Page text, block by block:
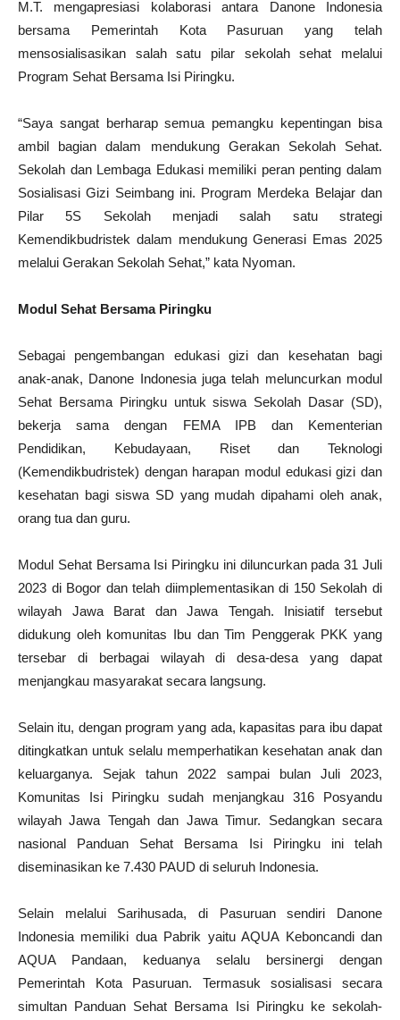
M.T. mengapresiasi kolaborasi antara Danone Indonesia
bersama Pemerintah Kota Pasuruan yang telah
mensosialisasikan salah satu pilar sekolah sehat melalui
Program Sehat Bersama Isi Piringku.
“Saya sangat berharap semua pemangku kepentingan bisa
ambil bagian dalam mendukung Gerakan Sekolah Sehat.
Sekolah dan Lembaga Edukasi memiliki peran penting dalam
Sosialisasi Gizi Seimbang ini. Program Merdeka Belajar dan
Pilar 5S Sekolah menjadi salah satu strategi
Kemendikbudristek dalam mendukung Generasi Emas 2025
melalui Gerakan Sekolah Sehat,” kata Nyoman.
Modul Sehat Bersama Piringku
Sebagai pengembangan edukasi gizi dan kesehatan bagi
anak-anak, Danone Indonesia juga telah meluncurkan modul
Sehat Bersama Piringku untuk siswa Sekolah Dasar (SD),
bekerja sama dengan FEMA IPB dan Kementerian
Pendidikan, Kebudayaan, Riset dan Teknologi
(Kemendikbudristek) dengan harapan modul edukasi gizi dan
kesehatan bagi siswa SD yang mudah dipahami oleh anak,
orang tua dan guru.
Modul Sehat Bersama Isi Piringku ini diluncurkan pada 31 Juli
2023 di Bogor dan telah diimplementasikan di 150 Sekolah di
wilayah Jawa Barat dan Jawa Tengah. Inisiatif tersebut
didukung oleh komunitas Ibu dan Tim Penggerak PKK yang
tersebar di berbagai wilayah di desa-desa yang dapat
menjangkau masyarakat secara langsung.
Selain itu, dengan program yang ada, kapasitas para ibu dapat
ditingkatkan untuk selalu memperhatikan kesehatan anak dan
keluarganya. Sejak tahun 2022 sampai bulan Juli 2023,
Komunitas Isi Piringku sudah menjangkau 316 Posyandu
wilayah Jawa Tengah dan Jawa Timur. Sedangkan secara
nasional Panduan Sehat Bersama Isi Piringku ini telah
diseminasikan ke 7.430 PAUD di seluruh Indonesia.
Selain melalui Sarihusada, di Pasuruan sendiri Danone
Indonesia memiliki dua Pabrik yaitu AQUA Keboncandi dan
AQUA Pandaan, keduanya selalu bersinergi dengan
Pemerintah Kota Pasuruan. Termasuk sosialisasi secara
simultan Panduan Sehat Bersama Isi Piringku ke sekolah-